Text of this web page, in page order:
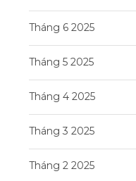
Tháng 6 2025
Tháng 5 2025
Tháng 4 2025
Tháng 3 2025
Tháng 2 2025